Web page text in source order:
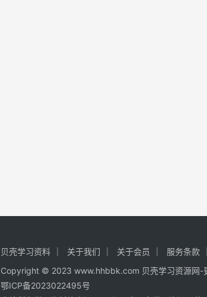
贝壳学习资料 关于我们 关于会员 服务条款
Copyright © 2023 www.hhbbk.com 贝壳学习资源网-
鄂ICP备2023022495号